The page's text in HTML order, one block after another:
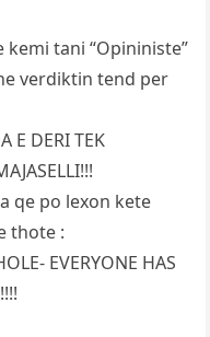
tani “Opininiste”
verdiktin tend per
E DERI TEK
qe po lexon kete
thote :
EVERYONE HAS